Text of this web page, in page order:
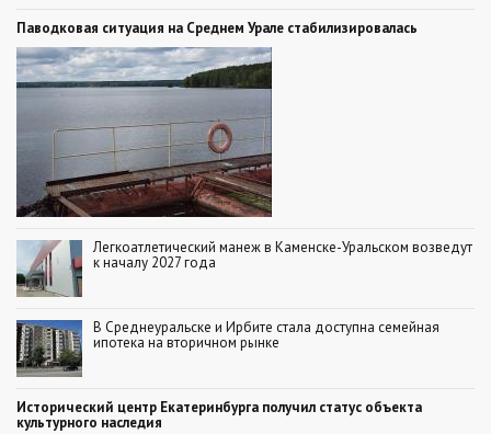
Паводковая ситуация на Среднем Урале стабилизировалась
Легкоатлетический манеж в Каменске-Уральском возведут
к началу 2027 года
В Среднеуральске и Ирбите стала доступна семейная
ипотека на вторичном рынке
Исторический центр Екатеринбурга получил статус объекта
культурного наследия